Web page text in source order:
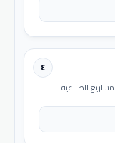
٤
الصناعية